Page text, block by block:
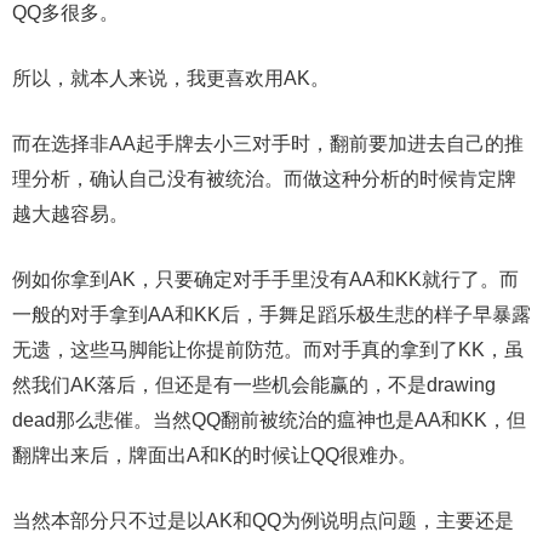
QQ多很多。
所以，就本人来说，我更喜欢用AK。
而在选择非AA起手牌去小三对手时，翻前要加进去自己的推
理分析，确认自己没有被统治。而做这种分析的时候肯定牌
越大越容易。
例如你拿到AK，只要确定对手手里没有AA和KK就行了。而
一般的对手拿到AA和KK后，手舞足蹈乐极生悲的样子早暴露
无遗，这些马脚能让你提前防范。而对手真的拿到了KK，虽
然我们AK落后，但还是有一些机会能赢的，不是drawing
dead那么悲催。当然QQ翻前被统治的瘟神也是AA和KK，但
翻牌出来后，牌面出A和K的时候让QQ很难办。
当然本部分只不过是以AK和QQ为例说明点问题，主要还是